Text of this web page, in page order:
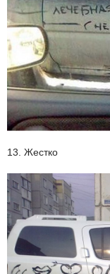
13. Жестко